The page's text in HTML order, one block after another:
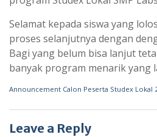
Selamat kepada siswa yang
proses selanjutnya dengan
Bagi yang belum bisa lanjut
banyak program menarik yang
Announcement Calon Peserta Studex Lokal
Leave a Reply